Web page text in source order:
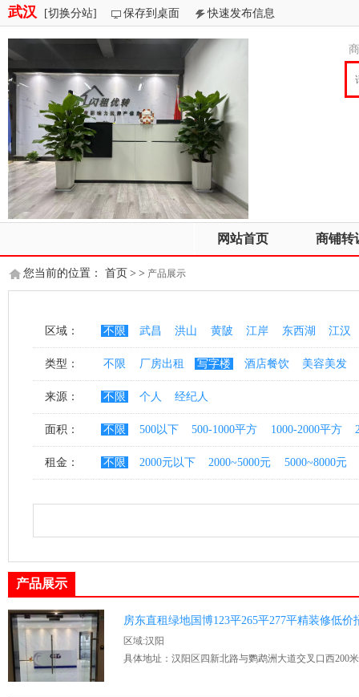
武汉 [切换分站] 保存到桌面 快速发布信息
网站首页 商铺转
您当前的位置： 首页 > > 产品展示
区域： 不限 武昌 洪山 黄陂 江岸 东西湖 江汉
类型： 不限 厂房出租 写字楼 酒店餐饮 美容美发
来源： 不限 个人 经纪人
面积： 不限 500以下 500-1000平方 1000-2000平方
租金： 不限 2000元以下 2000~5000元 5000~8000元
产品展示
房东直租绿地国博123平265平277平精装修低
区域:汉阳
具体地址：汉阳区四新北路与鹦鹉洲大道交叉口西200